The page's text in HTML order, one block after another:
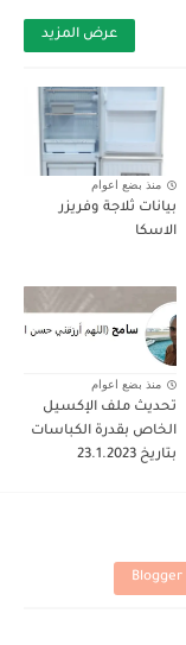
عرض المزيد
منذ بضع اعوام
بيانات ثلاجة وفريزر
الاسكا
منذ بضع اعوام
تحديث ملف الإكسيل
الخاص بقدرة الكباسات
بتاريخ 23.1.2023